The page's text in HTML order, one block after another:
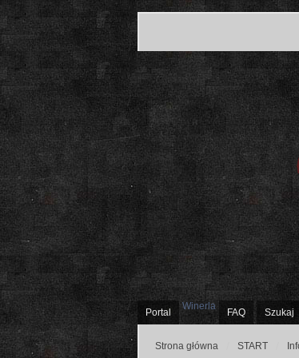
Portal
Winerla
FAQ Szukaj
Strona główna START